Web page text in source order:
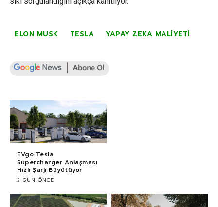
ELON MUSK TESLA YAPAY ZEKA MALIYETI
EVgo Tesla
Supercharger Anlaşması
Hızlı Şarjı Büyütüyor
2 GÜN ÖNCE